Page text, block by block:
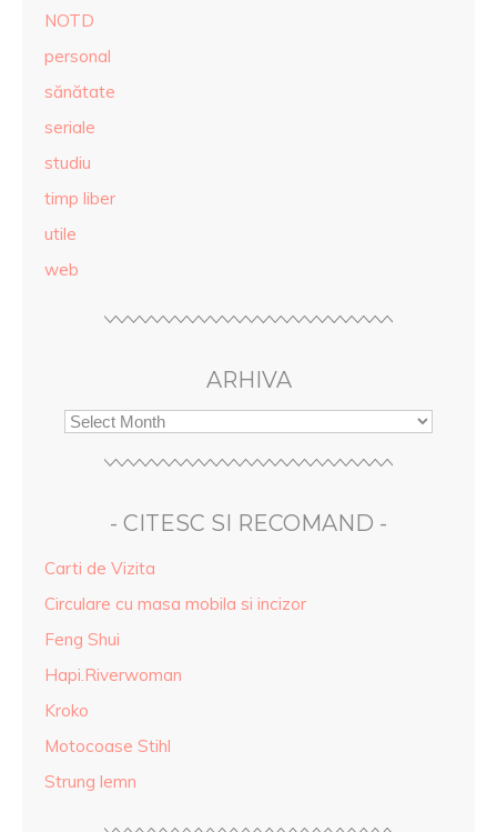
NOTD
personal
sănătate
seriale
studiu
timp liber
utile
web
ARHIVA
- CITESC SI RECOMAND -
Carti de Vizita
Circulare cu masa mobila si incizor
Feng Shui
Hapi.Riverwoman
Kroko
Motocoase Stihl
Strung lemn